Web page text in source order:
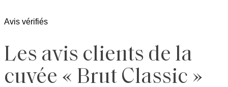
Avis vérifiés
Les avis clients de la
cuvée « Brut Classic »